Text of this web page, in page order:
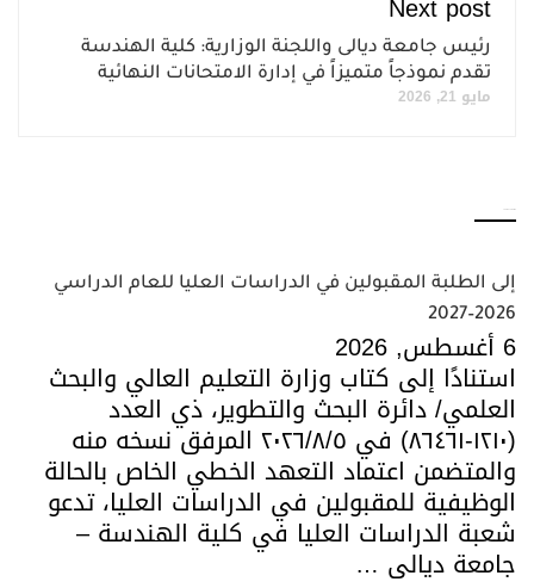
رئيس جامعة ديالى واللجنة الوزارية: كلية الهندسة
تقدم نموذجاً متميزاً في إدارة الامتحانات النهائية
مايو 21, 2026
إلى الطلبة المقبولين في الدراسات العليا للعام الدراسي
2026–2027
6 أغسطس, 2026
استنادًا إلى كتاب وزارة التعليم العالي والبحث
العلمي/ دائرة البحث والتطوير، ذي العدد
(١٢١٠-٨٦٤٦١) في ٢٠٢٦/٨/٥ المرفق نسخه منه
والمتضمن اعتماد التعهد الخطي الخاص بالحالة
الوظيفية للمقبولين في الدراسات العليا، تدعو
شعبة الدراسات العليا في كلية الهندسة –
جامعة ديالى …